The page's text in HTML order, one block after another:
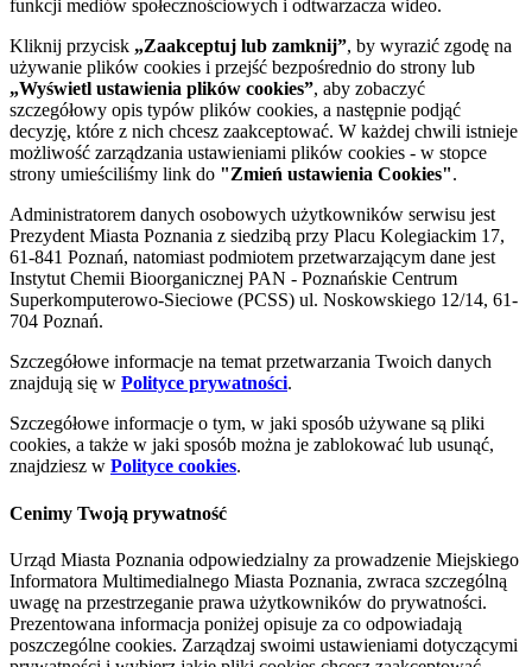
funkcji mediów społecznościowych i odtwarzacza wideo.
Kliknij przycisk „Zaakceptuj lub zamknij”, by wyrazić zgodę na
używanie plików cookies i przejść bezpośrednio do strony lub
„Wyświetl ustawienia plików cookies”, aby zobaczyć
szczegółowy opis typów plików cookies, a następnie podjąć
decyzję, które z nich chcesz zaakceptować. W każdej chwili istnieje
możliwość zarządzania ustawieniami plików cookies - w stopce
strony umieściliśmy link do "Zmień ustawienia Cookies".
Administratorem danych osobowych użytkowników serwisu jest
Prezydent Miasta Poznania z siedzibą przy Placu Kolegiackim 17,
61-841 Poznań, natomiast podmiotem przetwarzającym dane jest
Instytut Chemii Bioorganicznej PAN - Poznańskie Centrum
Superkomputerowo-Sieciowe (PCSS) ul. Noskowskiego 12/14, 61-
704 Poznań.
Szczegółowe informacje na temat przetwarzania Twoich danych
znajdują się w Polityce prywatności.
Szczegółowe informacje o tym, w jaki sposób używane są pliki
cookies, a także w jaki sposób można je zablokować lub usunąć,
znajdziesz w Polityce cookies.
Cenimy Twoją prywatność
Urząd Miasta Poznania odpowiedzialny za prowadzenie Miejskiego
Informatora Multimedialnego Miasta Poznania, zwraca szczególną
uwagę na przestrzeganie prawa użytkowników do prywatności.
Prezentowana informacja poniżej opisuje za co odpowiadają
poszczególne cookies. Zarządzaj swoimi ustawieniami dotyczącymi